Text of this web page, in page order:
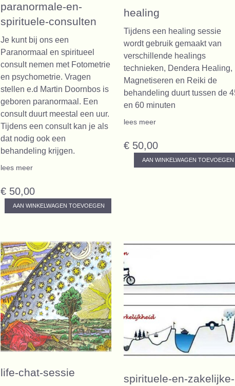
paranormale-en-
spirituele-consulten
Je kunt bij ons een
Paranormaal en spiritueel
consult nemen met Fotometrie
en psychometrie. Vragen
stellen e.d Martin Doornbos is
geboren paranormaal. Een
consult duurt meestal een uur.
Tijdens een consult kan je als
dat nodig ook een
behandeling krijgen.
lees meer
€ 50,00
AAN WINKELWAGEN TOEVOEGEN
healing
Tijdens een healing sessie
wordt gebruik gemaakt van
verschillende healings
technieken, Dendera Healing,
Magnetiseren en Reiki de
behandeling duurt tussen de
en 60 minuten
lees meer
€ 50,00
AAN WINKELWAGEN TOEVOEGEN
life-chat-sessie
spirituele-en-zakelijke-